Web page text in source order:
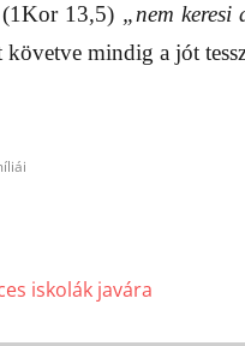
(1Kor 13,5) „nem
követve mindig a jót
iskolák javára